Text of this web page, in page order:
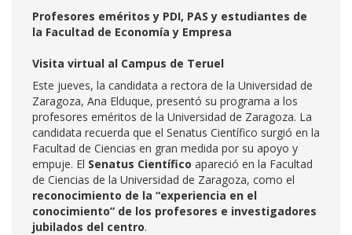
Profesores eméritos y PDI, PAS y estudiantes de
la Facultad de Economía y Empresa
Visita virtual al Campus de Teruel
Este jueves, la candidata a rectora de la Universidad de
Zaragoza, Ana Elduque, presentó su programa a los
profesores eméritos de la Universidad de Zaragoza. La
candidata recuerda que el Senatus Científico surgió en la
Facultad de Ciencias en gran medida por su apoyo y
empuje. El Senatus Científico apareció en la Facultad
de Ciencias de la Universidad de Zaragoza, como el
reconocimiento de la “experiencia en el
conocimiento” de los profesores e investigadores
jubilados del centro.